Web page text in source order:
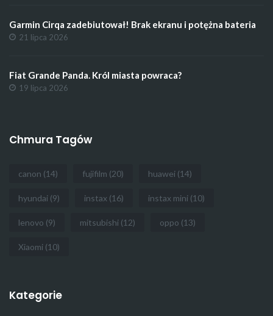
Garmin Cirqa zadebiutował! Brak ekranu i potężna bateria
21 lipca 2026
Fiat Grande Panda. Król miasta powraca?
19 lipca 2026
Chmura Tagów
canon (14) fujifilm (20) huawei (14)
hyundai (9) instax (16) instax mini (10)
lenovo (9) mitsubishi (12) oppo (13)
Xiaomi (10)
Kategorie